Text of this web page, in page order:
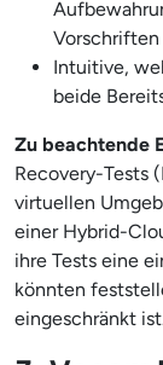
Vorschriften
Intuitive,
beide
Zu beachtende
Recovery-Tests
virtuellen
einer Hybrid-
ihre Tests eine
könnten
eingeschränkt